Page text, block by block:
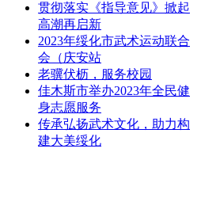
贯彻落实《指导意见》掀起
高潮再启新
2023年绥化市武术运动联合
会（庆安站
老骥伏枥，服务校园
佳木斯市举办2023年全民健
身志愿服务
传承弘扬武术文化，助力构
建大美绥化